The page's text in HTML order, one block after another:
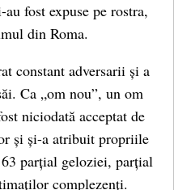
fost expuse pe rostra,
din Roma.
constant adversarii și a
Ca „om nou”, un om
niciodată acceptat de
și și-a atribuit propriile
parțial geloziei, parțial
complezenți.